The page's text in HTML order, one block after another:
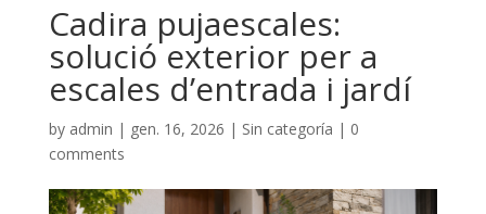
Cadira pujaescales:
solució exterior per a
escales d’entrada i jardí
by admin | gen. 16, 2026 | Sin categoría | 0
comments